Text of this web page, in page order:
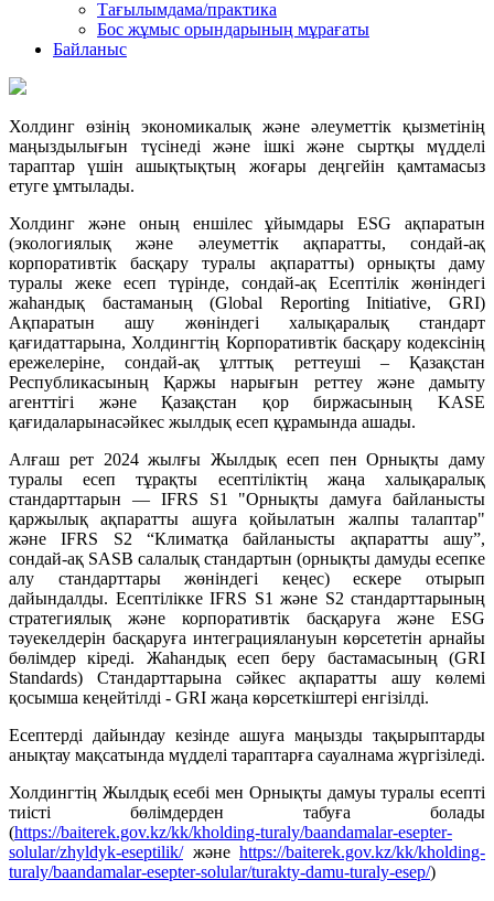
Тағылымдама/практика
Бос жұмыс орындарының мұрағаты
Байланыс
Холдинг өзінің экономикалық және әлеуметтік қызметінің
маңыздылығын түсінеді және ішкі және сыртқы мүдделі
тараптар үшін ашықтықтың жоғары деңгейін қамтамасыз
етуге ұмтылады.
Холдинг және оның еншілес ұйымдары ESG ақпаратын
(экологиялық және әлеуметтік ақпаратты, сондай-ақ
корпоративтік басқару туралы ақпаратты) орнықты даму
туралы жеке есеп түрінде, сондай-ақ Есептілік жөніндегі
жаһандық бастаманың (Global Reporting Initiative, GRI)
Ақпаратын ашу жөніндегі халықаралық стандарт
қағидаттарына, Холдингтің Корпоративтік басқару кодексінің
ережелеріне, сондай-ақ ұлттық реттеуші – Қазақстан
Республикасының Қаржы нарығын реттеу және дамыту
агенттігі және Қазақстан қор биржасының KASE
қағидаларынасәйкес жылдық есеп құрамында ашады.
Алғаш рет 2024 жылғы Жылдық есеп пен Орнықты даму
туралы есеп тұрақты есептіліктің жаңа халықаралық
стандарттарын — IFRS S1 "Орнықты дамуға байланысты
қаржылық ақпаратты ашуға қойылатын жалпы талаптар"
және IFRS S2 “Климатқа байланысты ақпаратты ашу”,
сондай-ақ SASB салалық стандартын (орнықты дамуды есепке
алу стандарттары жөніндегі кеңес) ескере отырып
дайындалды. Есептілікке IFRS S1 және S2 стандарттарының
стратегиялық және корпоративтік басқаруға және ESG
тәуекелдерін басқаруға интеграциялануын көрсететін арнайы
бөлімдер кіреді. Жаһандық есеп беру бастамасының (GRI
Standards) Стандарттарына сәйкес ақпаратты ашу көлемі
қосымша кеңейтілді - GRI жаңа көрсеткіштері енгізілді.
Есептерді дайындау кезінде ашуға маңызды тақырыптарды
анықтау мақсатында мүдделі тараптарға сауалнама жүргізіледі.
Холдингтің Жылдық есебі мен Орнықты дамуы туралы есепті
тиісті бөлімдерден табуға болады
(https://baiterek.gov.kz/kk/kholding-turaly/baandamalar-esepter-
solular/zhyldyk-eseptilik/және https://baiterek.gov.kz/kk/kholding-
turaly/baandamalar-esepter-solular/turakty-damu-turaly-esep/)